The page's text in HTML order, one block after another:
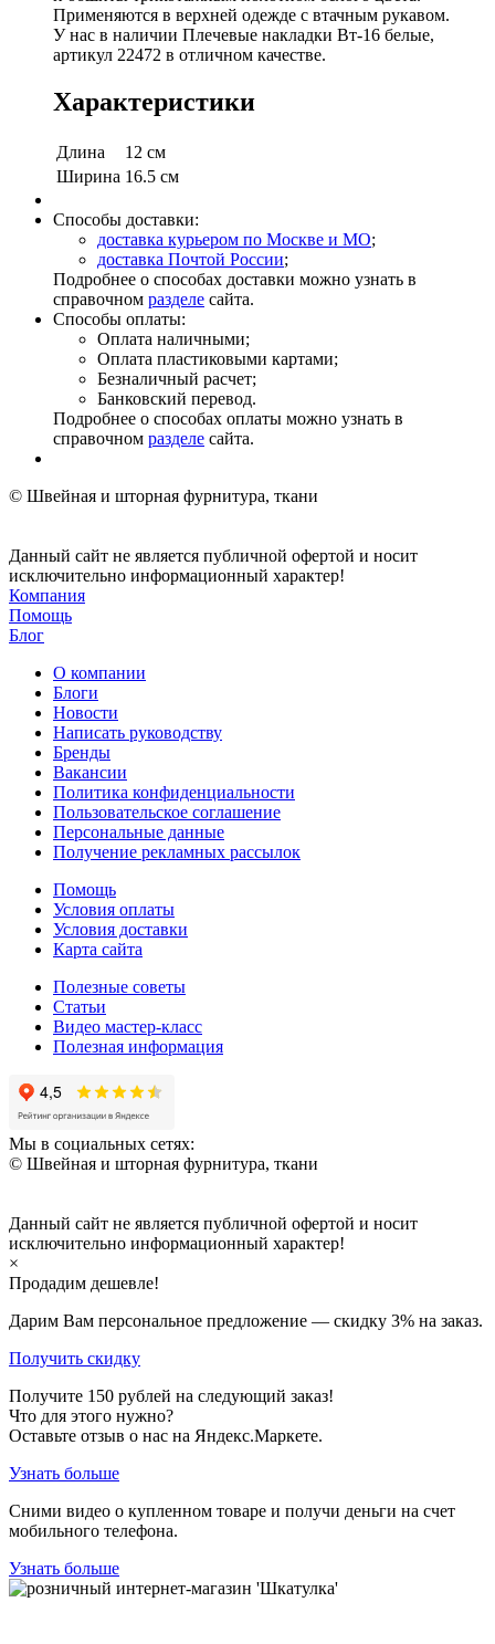
Применяются в верхней одежде с втачным рукавом.
У нас в наличии Плечевые накладки Вт-16 белые,
артикул 22472 в отличном качестве.
Характеристики
Длина
12 см
Ширина 16.5 см
Способы доставки:
доставка курьером по Москве и МО;
доставка Почтой России;
Подробнее о способах доставки можно узнать в
справочном разделе сайта.
Способы оплаты:
Оплата наличными;
Оплата пластиковыми картами;
Безналичный расчет;
Банковский перевод.
Подробнее о способах оплаты можно узнать в
справочном разделе сайта.
© Швейная и шторная фурнитура, ткани
Данный сайт не является публичной офертой и носит
исключительно информационный характер!
Компания
Помощь
Блог
О компании
Блоги
Новости
Написать руководству
Бренды
Вакансии
Политика конфиденциальности
Пользовательское соглашение
Персональные данные
Получение рекламных рассылок
Помощь
Условия оплаты
Условия доставки
Карта сайта
Полезные советы
Статьи
Видео мастер-класс
Полезная информация
Мы в социальных сетях:
© Швейная и шторная фурнитура, ткани
Данный сайт не является публичной офертой и носит
исключительно информационный характер!
×
Продадим дешевле!
Дарим Вам персональное предложение — скидку 3% на заказ.
Получить скидку
Получите 150 рублей на следующий заказ!
Что для этого нужно?
Оставьте отзыв о нас на Яндекс.Маркете.
Узнать больше
Сними видео о купленном товаре и получи деньги на счет
мобильного телефона.
Узнать больше